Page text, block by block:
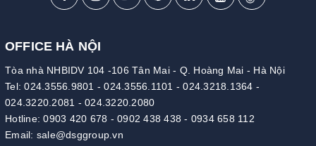
OFFICE HÀ NỘI
Tòa nhà NHBIDV 104 -106 Tân Mai - Q. Hoàng Mai - Hà Nội
Tel:024.3556.9801 -024.3556.1101 -024.3218.1364 -
024.3220.2081 - 024.3220.2080
Hotline:0903 420 678 - 0902 438 438 - 0934 658 112
Email: sale@dsggroup.vn